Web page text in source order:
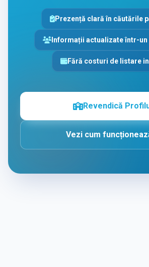
Prezență clară în căutările
Informații actualizate într-
Fără costuri de listare
Revendică
Vezi cum